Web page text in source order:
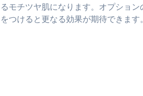
るモチツヤ肌になります。オプション
をつけると更なる効果が期待できます